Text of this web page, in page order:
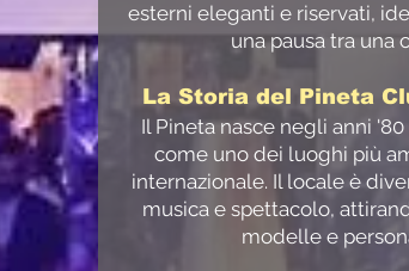
esterni eleganti e riservati,
una pausa tra una
La Storia del Pineta
Il Pineta nasce negli anni
come uno dei luoghi più
internazionale. Il locale è
musica e spettacolo,
modelle e